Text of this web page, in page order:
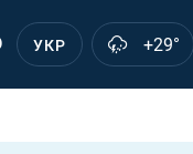
УКР +29°